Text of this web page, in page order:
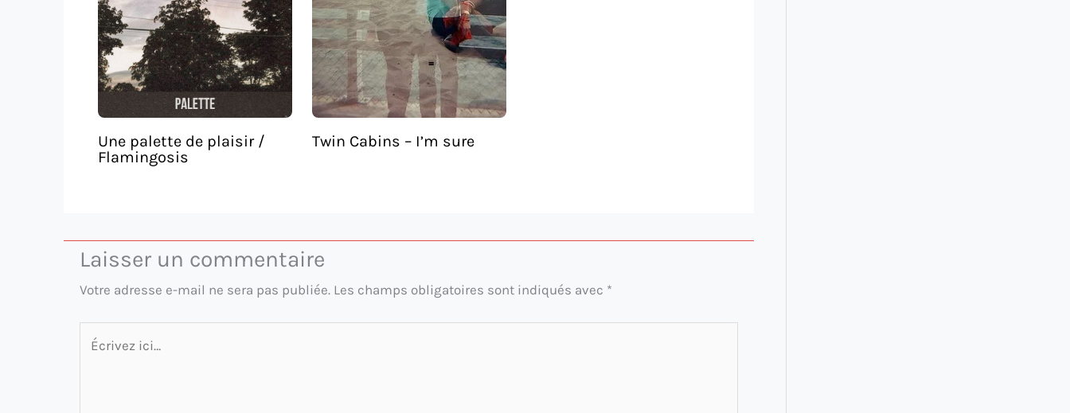
Une palette de plaisir /
Flamingosis
Twin Cabins – I’m sure
Laisser un commentaire
Votre adresse e-mail ne sera pas publiée. Les champs obligatoires sont indiqués avec *
Écrivez